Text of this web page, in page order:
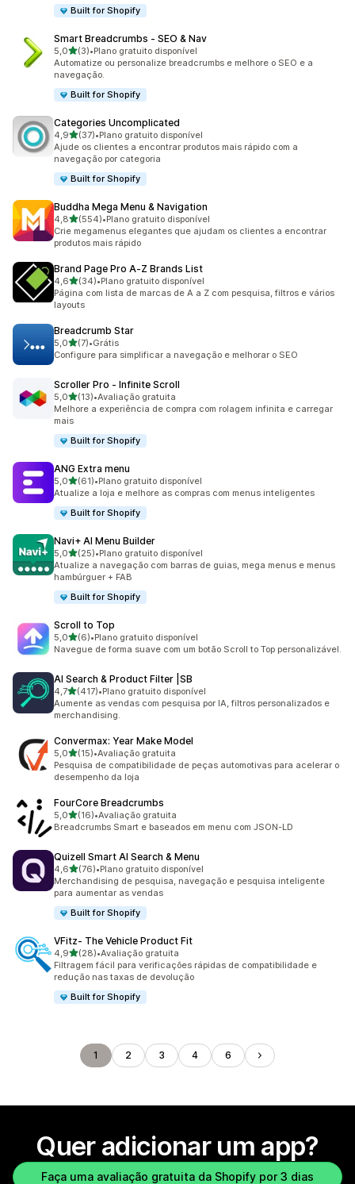
Built for Shopify
Smart Breadcrumbs ‑ SEO & Nav
5,0de 5 estrelas
(3)
3 avaliações ao todo
•Plano gratuito disponível
Automatize ou personalize breadcrumbs e melhore o SEO e a
navegação.
Built for Shopify
Categories Uncomplicated
4,9de 5 estrelas
(37)
37 avaliações ao todo
•Plano gratuito disponível
Ajude os clientes a encontrar produtos mais rápido com a
navegação por categoria
Built for Shopify
Buddha Mega Menu & Navigation
4,8de 5 estrelas
(554)
554 avaliações ao todo
•Plano gratuito disponível
Crie megamenus elegantes que ajudam os clientes a encontrar
produtos mais rápido
Brand Page Pro A‑Z Brands List
4,6de 5 estrelas
(34)
34 avaliações ao todo
•Plano gratuito disponível
Página com lista de marcas de A a Z com pesquisa, filtros e vários
layouts
Breadcrumb Star
5,0de 5 estrelas
(7)
7 avaliações ao todo
•Grátis
Configure para simplificar a navegação e melhorar o SEO
Scroller Pro ‑ Infinite Scroll
5,0de 5 estrelas
(13)
13 avaliações ao todo
•Avaliação gratuita
Melhore a experiência de compra com rolagem infinita e carregar
mais
Built for Shopify
ANG Extra menu
5,0de 5 estrelas
(61)
61 avaliações ao todo
•Plano gratuito disponível
Atualize a loja e melhore as compras com menus inteligentes
Built for Shopify
Navi+ AI Menu Builder
5,0de 5 estrelas
(25)
25 avaliações ao todo
•Plano gratuito disponível
Atualize a navegação com barras de guias, mega menus e menus
hambúrguer + FAB
Built for Shopify
Scroll to Top
5,0de 5 estrelas
(6)
6 avaliações ao todo
•Plano gratuito disponível
Navegue de forma suave com um botão Scroll to Top personalizável.
AI Search & Product Filter |SB
4,7de 5 estrelas
(417)
417 avaliações ao todo
•Plano gratuito disponível
Aumente as vendas com pesquisa por IA, filtros personalizados e
merchandising.
Convermax: Year Make Model
5,0de 5 estrelas
(15)
15 avaliações ao todo
•Avaliação gratuita
Pesquisa de compatibilidade de peças automotivas para acelerar o
desempenho da loja
FourCore Breadcrumbs
5,0de 5 estrelas
(16)
16 avaliações ao todo
•Avaliação gratuita
Breadcrumbs Smart e baseados em menu com JSON-LD
Quizell Smart AI Search & Menu
4,6de 5 estrelas
(76)
76 avaliações ao todo
•Plano gratuito disponível
Merchandising de pesquisa, navegação e pesquisa inteligente
para aumentar as vendas
Built for Shopify
VFitz‑ The Vehicle Product Fit
4,9de 5 estrelas
(28)
28 avaliações ao todo
•Avaliação gratuita
Filtragem fácil para verificações rápidas de compatibilidade e
redução nas taxas de devolução
Built for Shopify
1 2 3 4 6
Quer adicionar um app?
Faça uma avaliação gratuita da Shopify por 3 dias